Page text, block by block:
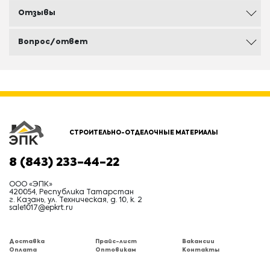
Отзывы
Вопрос/ответ
СТРОИТЕЛЬНО-ОТДЕЛОЧНЫЕ МАТЕРИАЛЫ
8 (843) 233-44-22
ООО «ЭПК»
420054, Республика Татарстан
г. Казань, ул. Техническая, д. 10, к. 2
sale1017@epkrt.ru
Доставка
Оплата
Прайс-лист
Оптовикам
Вакансии
Контакты